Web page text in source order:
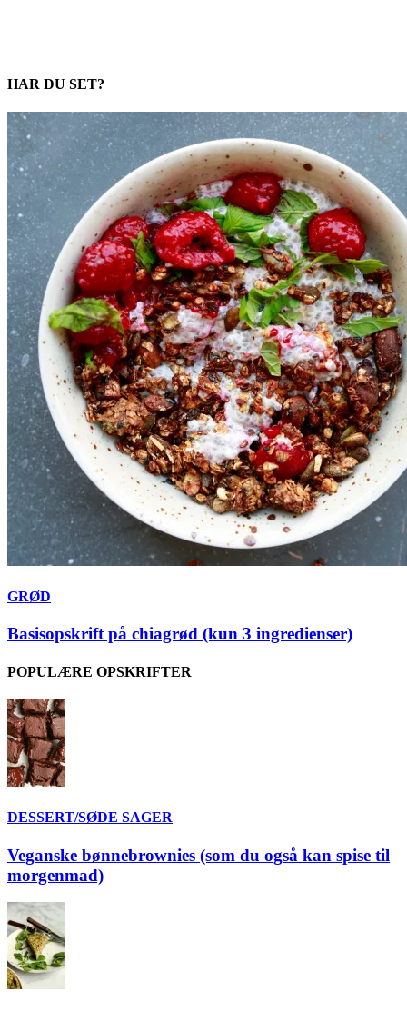
HAR DU SET?
GRØD
Basisopskrift på chiagrød (kun 3 ingredienser)
POPULÆRE OPSKRIFTER
DESSERT/SØDE SAGER
Veganske bønnebrownies (som du også kan spise til
morgenmad)